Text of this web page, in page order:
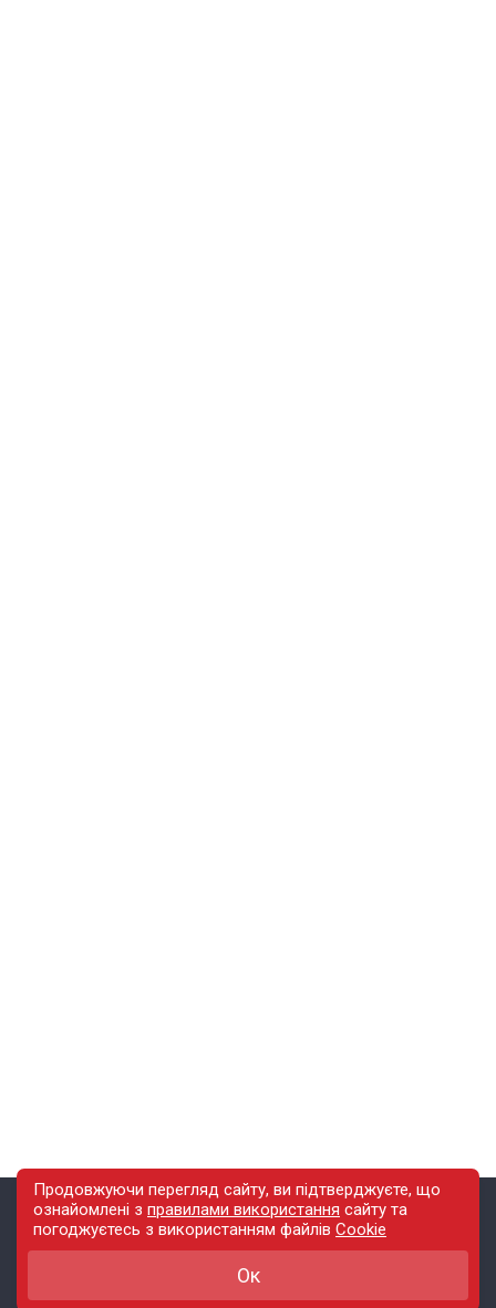
Зміст Інфо
Правила використання сайту
Продовжуючи перегляд сайту, ви підтверджуєте, що
ознайомлені з правилами використання сайту та
погоджуєтесь з використанням файлів Cookie
Ок